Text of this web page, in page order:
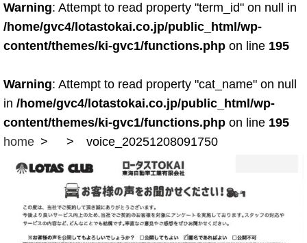
ロードサービス
レンタカー
Warning: Attempt to read property "term_id" on null in
/home/gvc4/lotastokai.co.jp/public_html/wp-
content/themes/ki-gvc1/functions.php on line 195
Warning: Attempt to read property "cat_name" on null
in /home/gvc4/lotastokai.co.jp/public_html/wp-
content/themes/ki-gvc1/functions.php on line 195
home
voice_20251208091750